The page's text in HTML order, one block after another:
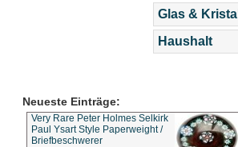
Glas & Kristall
Haushalt
Neueste Einträge:
Very Rare Peter Holmes Selkirk
Paul Ysart Style Paperweight /
Briefbeschwerer